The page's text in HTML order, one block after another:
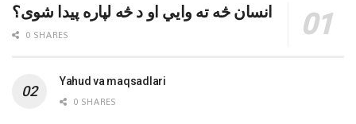
انسان څه ته وایي او د څه لپاره پیدا شوی؟
0 SHARES
Yahud va maqsadlari
0 SHARES